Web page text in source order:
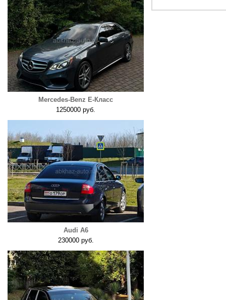
Mercedes-Benz E-Класс
1250000 руб.
Audi A6
230000 руб.